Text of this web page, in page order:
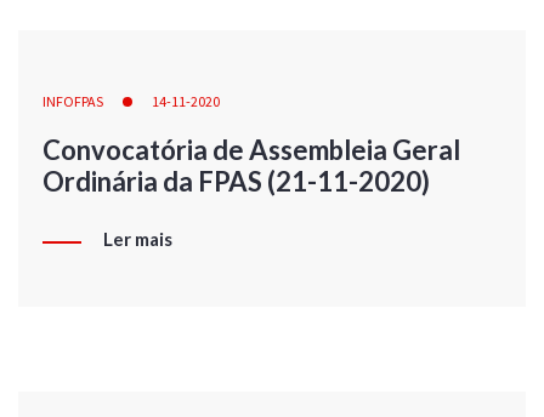
INFOFPAS 14-11-2020
Convocatória de Assembleia Geral
Ordinária da FPAS (21-11-2020)
Ler mais